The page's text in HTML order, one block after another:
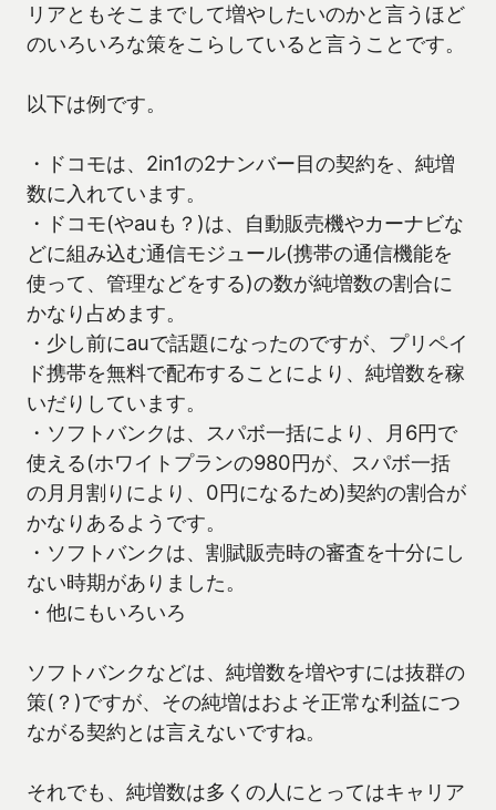
リアともそこまでして増やしたいのかと言うほど
のいろいろな策をこらしていると言うことです。
以下は例です。
・ドコモは、2in1の2ナンバー目の契約を、純増
数に入れています。
・ドコモ(やauも？)は、自動販売機やカーナビな
どに組み込む通信モジュール(携帯の通信機能を
使って、管理などをする)の数が純増数の割合に
かなり占めます。
・少し前にauで話題になったのですが、プリペイ
ド携帯を無料で配布することにより、純増数を稼
いだりしています。
・ソフトバンクは、スパボ一括により、月6円で
使える(ホワイトプランの980円が、スパボ一括
の月月割りにより、0円になるため)契約の割合が
かなりあるようです。
・ソフトバンクは、割賦販売時の審査を十分にし
ない時期がありました。
・他にもいろいろ
ソフトバンクなどは、純増数を増やすには抜群の
策(？)ですが、その純増はおよそ正常な利益につ
ながる契約とは言えないですね。
それでも、純増数は多くの人にとってはキャリア